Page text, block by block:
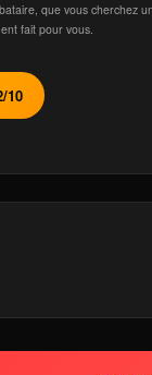
que vous cherchez
fait pour vous.
10